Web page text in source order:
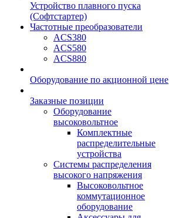
Устройство плавного пуска
(Софтстартер)
Частотные преобразователи
ACS380
ACS580
ACS880
Оборудование по акционной цене
Заказные позиции
Оборудование
высоковольтное
Комплектные
распределительные
устройства
Системы распределения
высокого напряжения
Высоковольтное
коммутационное
оборудование